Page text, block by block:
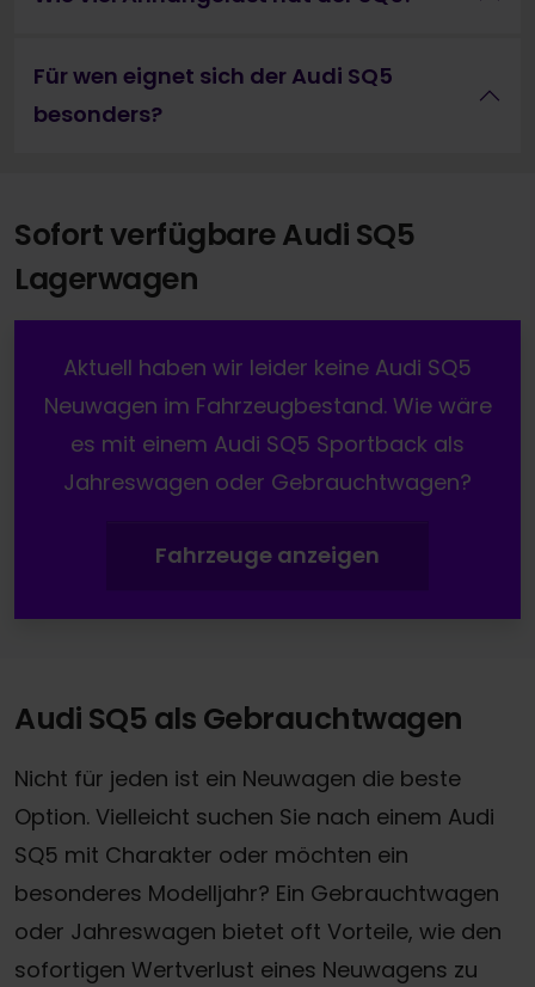
Für wen eignet sich der Audi SQ5
besonders?
Sofort verfügbare Audi SQ5
Lagerwagen
Aktuell haben wir leider keine Audi SQ5
Neuwagen im Fahrzeugbestand. Wie wäre
es mit einem Audi SQ5 Sportback als
Jahreswagen oder Gebrauchtwagen?
Fahrzeuge anzeigen
Audi SQ5 als Gebrauchtwagen
Nicht für jeden ist ein Neuwagen die beste
Option. Vielleicht suchen Sie nach einem Audi
SQ5 mit Charakter oder möchten ein
besonderes Modelljahr? Ein Gebrauchtwagen
oder Jahreswagen bietet oft Vorteile, wie den
sofortigen Wertverlust eines Neuwagens zu